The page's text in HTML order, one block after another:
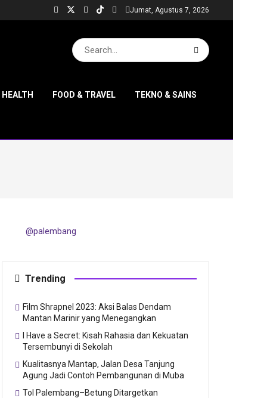
Jumat, Agustus 7, 2026
FOOD & TRAVEL TEKNO & SAINS
@palembang
Trending
Film Shrapnel 2023: Aksi Balas Dendam
Mantan Marinir yang Menegangkan
I Have a Secret: Kisah Rahasia dan Kekuatan
Tersembunyi di Sekolah
Kualitasnya Mantap, Jalan Desa Tanjung
Agung Jadi Contoh Pembangunan di Muba
Tol Palembang–Betung Ditargetkan